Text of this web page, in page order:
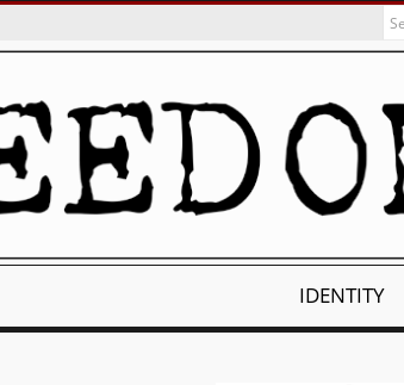
IDENTITY